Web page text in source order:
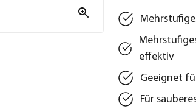
effektiv
Geeignet
Für